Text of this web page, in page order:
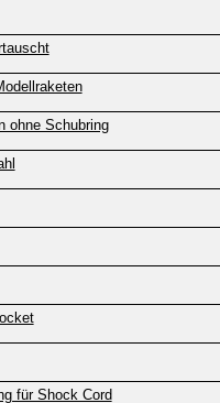
ohne Schubring
für Shock Cord